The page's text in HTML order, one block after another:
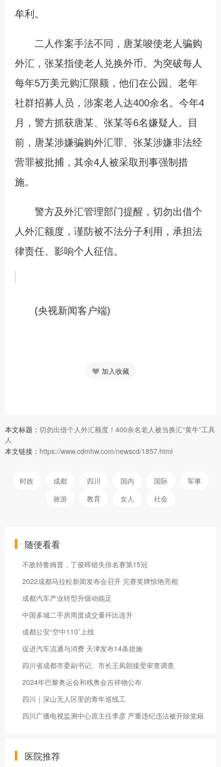
牟利。
二人作案手法不同，唐某唆使老人骗购
外汇，张某指使老人兑换外币。为突破每人
每年5万美元购汇限额，他们在公园、老年
社群招募人员，涉案老人达400余名。今年4
月，警方抓获唐某、张某等6名嫌疑人。目
前，唐某涉嫌骗购外汇罪、张某涉嫌非法经
营罪被批捕，其余4人被采取刑事强制措
施。
警方及外汇管理部门提醒，切勿出借个
人外汇额度，谨防被不法分子利用，承担法
律责任、影响个人征信。
(央视新闻客户端)
加入收藏
本文标题： 切勿出借个人外汇额度！400余名老人被当换汇“黄牛”工具
人
本文链接： https://www.cdmhw.com/newscd/1857.html
时政 成都 四川 国内 国际
军事
旅游
教育 女人 社会
随便看看
不敌特鲁姆普，丁俊晖错失排名赛第15冠
2022成都马拉松新闻发布会召开 完赛奖牌惊艳亮相
成都汽车产业转型升级动能足
中国多城二手房周度成交量环比连升
成都公安“空中110”上线
促进汽车流通与消费 天津发布14条措施
四川省成都市委副书记、市长王凤朝接受审查调查
2024年巴黎奥运会和残奥会吉祥物公布
四川｜深山无人区里的青年巡线工
四川广播电视监测中心原主任李彦 严重违纪违法被开除党籍
医院推荐